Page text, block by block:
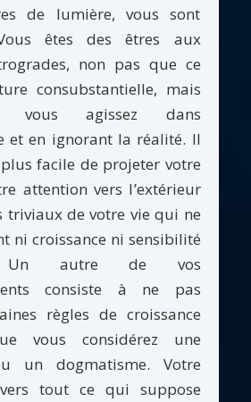
de lumière, vous sont
êtes des êtres aux
non pas que ce
consubstantielle, mais
vous agissez dans
et en ignorant la réalité. Il
facile de projeter votre
attention vers l’extérieur
triviaux de votre vie qui ne
ni croissance ni sensibilité
Un autre de vos
consiste à ne pas
règles de croissance
vous considérez une
un dogmatisme. Votre
tout ce qui suppose